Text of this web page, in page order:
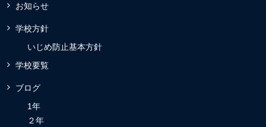
お知らせ
学校方針
いじめ防止基本方針
学校要覧
ブログ
1年
２年